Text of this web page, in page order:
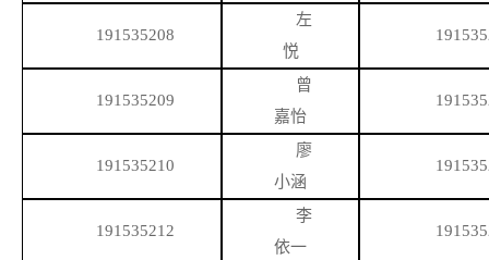
191535208
左
悦
191535209
曾
嘉怡
191535210
廖
小涵
191535212
李
依一